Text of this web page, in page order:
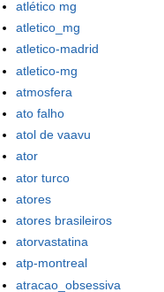
atlético mg
atletico_mg
atletico-madrid
atletico-mg
atmosfera
ato falho
atol de vaavu
ator
ator turco
atores
atores brasileiros
atorvastatina
atp-montreal
atracao_obsessiva